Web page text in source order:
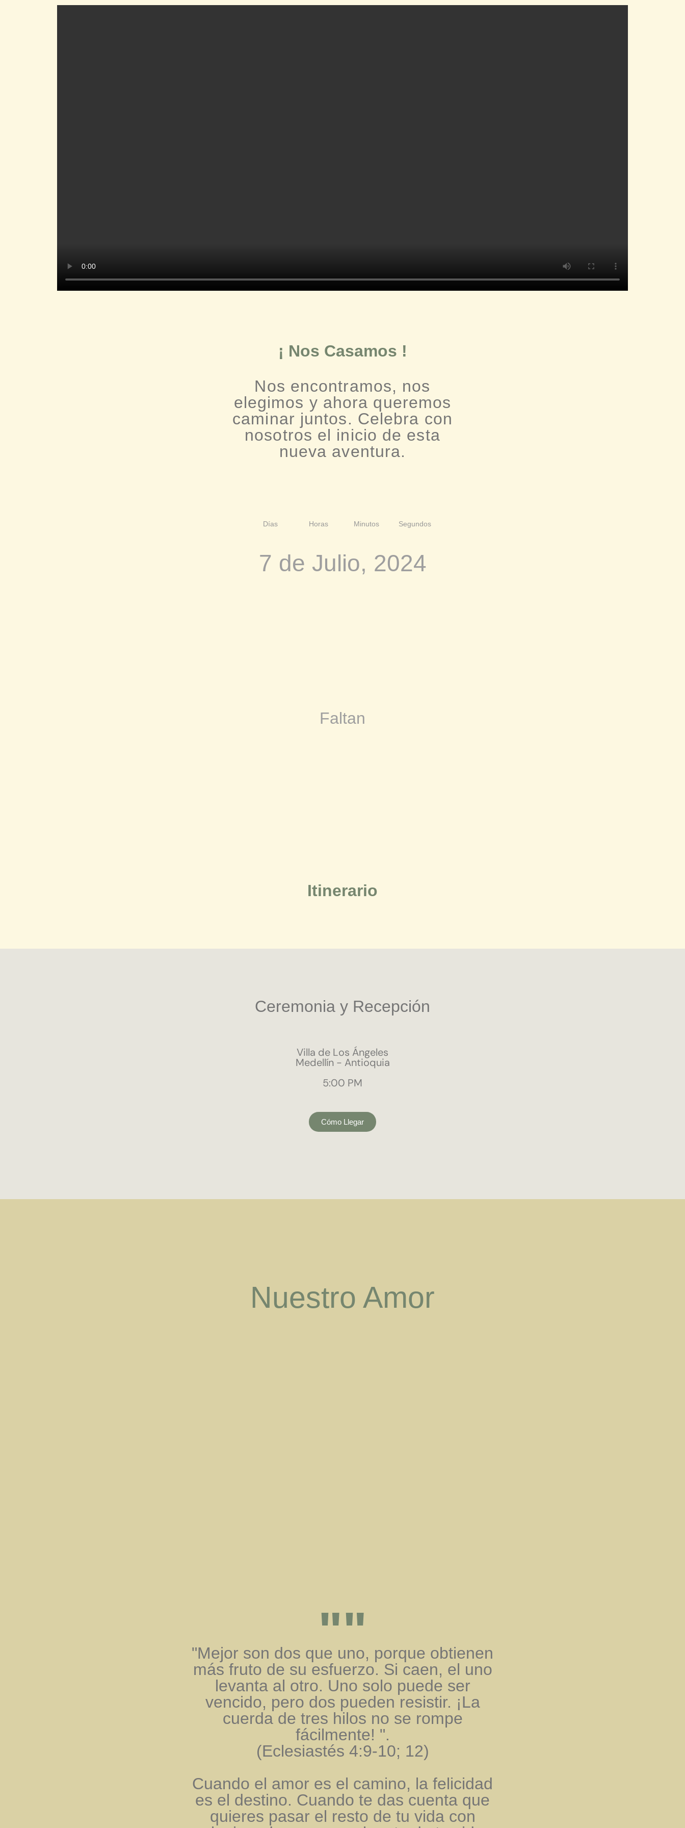
¡ Nos Casamos !
Nos encontramos, nos
elegimos y ahora queremos
caminar juntos. Celebra con
nosotros el inicio de esta
nueva aventura.
7 de Julio, 2024
Faltan
Días Horas Minutos Segundos
Itinerario
Ceremonia y Recepción
Villa de Los Ángeles
Medellín - Antioquia
5:00 PM
Cómo Llegar
Nuestro Amor
""
"Mejor son dos que uno, porque obtienen
más fruto de su esfuerzo. Si caen, el uno
levanta al otro. Uno solo puede ser
vencido, pero dos pueden resistir. ¡La
cuerda de tres hilos no se rompe
fácilmente! ".
(Eclesiastés 4:9-10; 12)
Cuando el amor es el camino, la felicidad
es el destino. Cuando te das cuenta que
quieres pasar el resto de tu vida con